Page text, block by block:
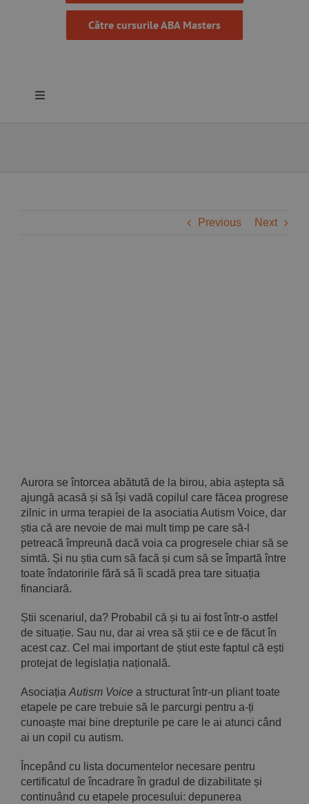
Către cursurile ABA Masters
Toggle
Previous Next
Aurora se întorcea abătută de la birou, abia aștepta să
ajungă acasă și să își vadă copilul care făcea progrese
zilnic in urma terapiei de la asociatia Autism Voice, dar
știa că are nevoie de mai mult timp pe care să-l
petreacă împreună dacă voia ca progresele chiar să se
simtă. Și nu știa cum să facă și cum să se împartă între
toate îndatoririle fără să îi scadă prea tare situația
financiară.
Știi scenariul, da? Probabil că și tu ai fost într-o astfel
de situație. Sau nu, dar ai vrea să știi ce e de făcut în
acest caz. Cel mai important de știut este faptul că ești
protejat de legislația națională.
Asociația Autism Voice a structurat într-un pliant toate
etapele pe care trebuie să le parcurgi pentru a-ți
cunoaște mai bine drepturile pe care le ai atunci când
ai un copil cu autism.
Începând cu lista documentelor necesare pentru
certificatul de încadrare în gradul de dizabilitate și
continuând cu etapele procesului: depunerea